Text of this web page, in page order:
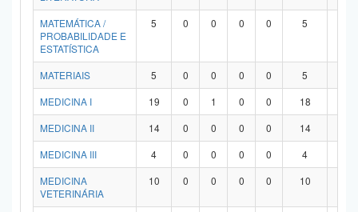
MATEMÁTICA /
PROBABILIDADE E
ESTATÍSTICA
5 0 0 0 0 5
MATERIAIS 5 0 0 0 0 5
MEDICINA I
19 0 1 0 0 18
MEDICINA II
14 0 0 0 0 14
MEDICINA III
4 0 0 0 0 4
MEDICINA
VETERINÁRIA
10 0 0 0 0 10